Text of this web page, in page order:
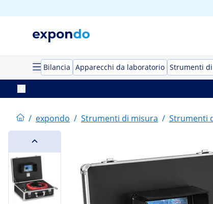
Bilancia Apparecchi da laboratorio Strumenti
/ expondo / Strumenti di misura / Strumenti